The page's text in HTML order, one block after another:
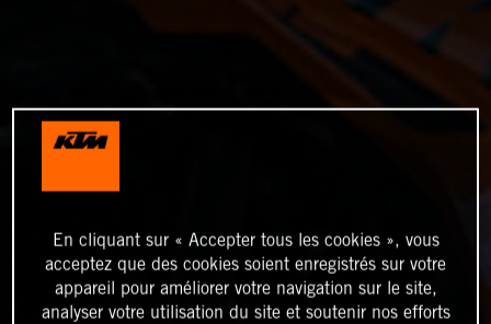
En cliquant sur « Accepter tous les cookies », vous
acceptez que des cookies soient enregistrés sur votre
appareil pour améliorer votre navigation sur le site,
analyser votre utilisation du site et soutenir nos efforts